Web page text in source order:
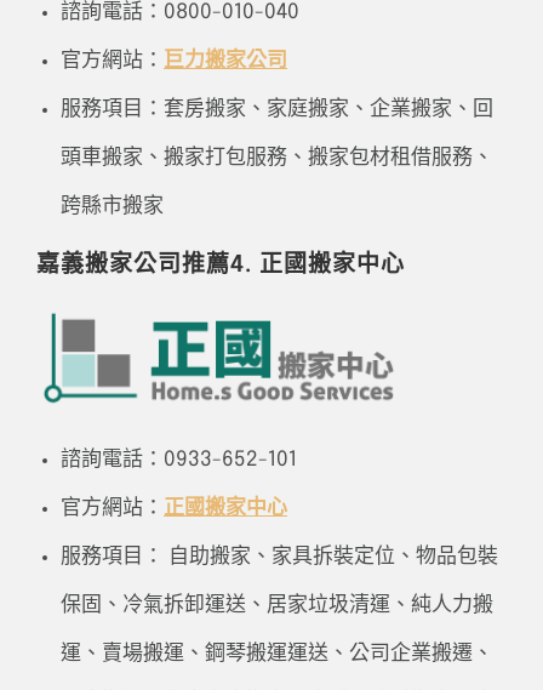
諮詢電話：0800-010-040
官方網站： 巨力搬家公司
服務項目：套房搬家、家庭搬家、企業搬家、回
頭車搬家、搬家打包服務、搬家包材租借服務、
跨縣市搬家
嘉義搬家公司推薦4. 正國搬家中心
諮詢電話：0933-652-101
官方網站： 正國搬家中心
服務項目： 自助搬家、家具拆裝定位、物品包裝
保固、冷氣拆卸運送、居家垃圾清運、純人力搬
運、賣場搬運、鋼琴搬運運送、公司企業搬遷、